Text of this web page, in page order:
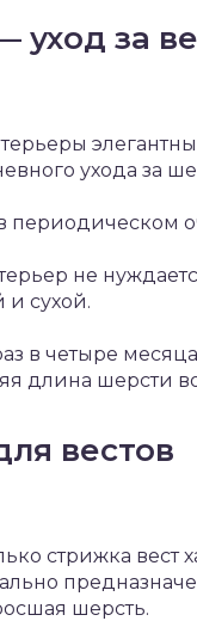
уход за
терьеры
ухода за
не
и сухой.
в четыре
длина шерсти
вестов
стрижка вест
шерсть.